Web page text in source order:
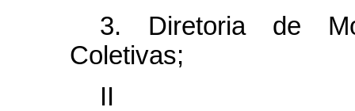
3. Diretoria de
Coletivas;